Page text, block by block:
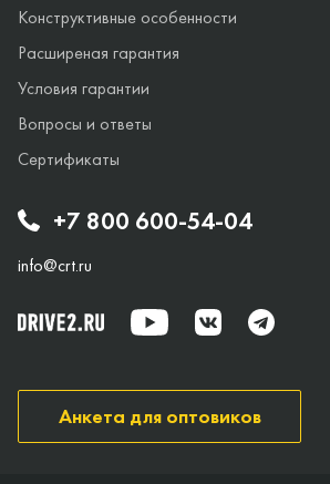
+7 800 600-54-04
info@crt.ru
Конструктивные особенности
Расширеная гарантия
Условия гарантии
Вопросы и ответы
Сертификаты
Анкета для оптовиков